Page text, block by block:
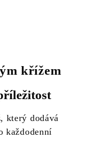
křížem
, který dodává
každodenní